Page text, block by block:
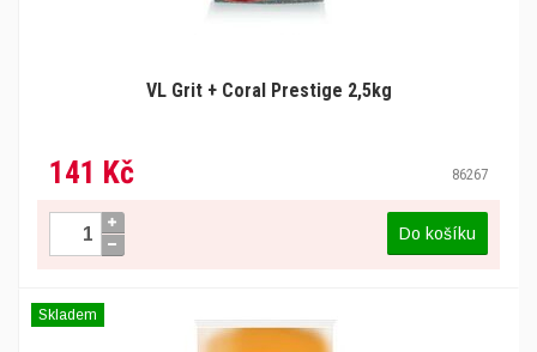
VL Grit + Coral Prestige 2,5kg
141 Kč 86267
Do košíku
Skladem